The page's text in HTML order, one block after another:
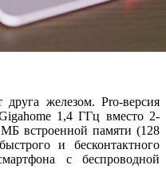
железом. Pro-версия
1,4 ГГц вместо 2-
встроенной памяти (128
и бесконтактного
c беспроводной